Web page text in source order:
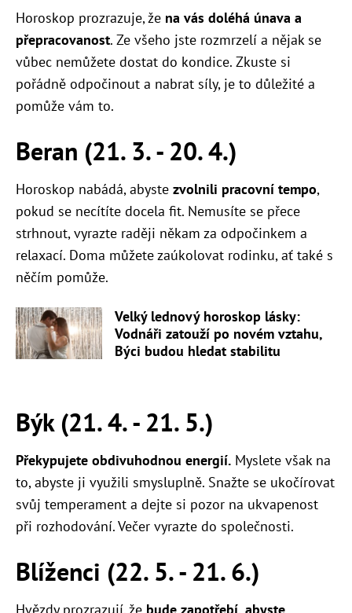
Horoskop prozrazuje, že na vás doléhá únava a
přepracovanost. Ze všeho jste rozmrzelí a nějak se
vůbec nemůžete dostat do kondice. Zkuste si
pořádně odpočinout a nabrat síly, je to důležité a
pomůže vám to.
Beran (21. 3. - 20. 4.)
Horoskop nabádá, abyste zvolnili pracovní tempo,
pokud se necítíte docela fit. Nemusíte se přece
strhnout, vyrazte raději někam za odpočinkem a
relaxací. Doma můžete zaúkolovat rodinku, ať také s
něčím pomůže.
Velký lednový horoskop lásky:
Vodnáři zatouží po novém vztahu,
Býci budou hledat stabilitu
Býk (21. 4. - 21. 5.)
Překypujete obdivuhodnou energií. Myslete však na
to, abyste ji využili smysluplně. Snažte se ukočírovat
svůj temperament a dejte si pozor na ukvapenost
při rozhodování. Večer vyrazte do společnosti.
Blíženci (22. 5. - 21. 6.)